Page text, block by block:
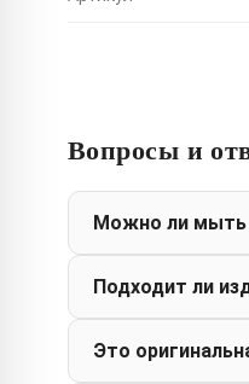
Вопросы и
Можно ли мыть
Подходит ли
Это